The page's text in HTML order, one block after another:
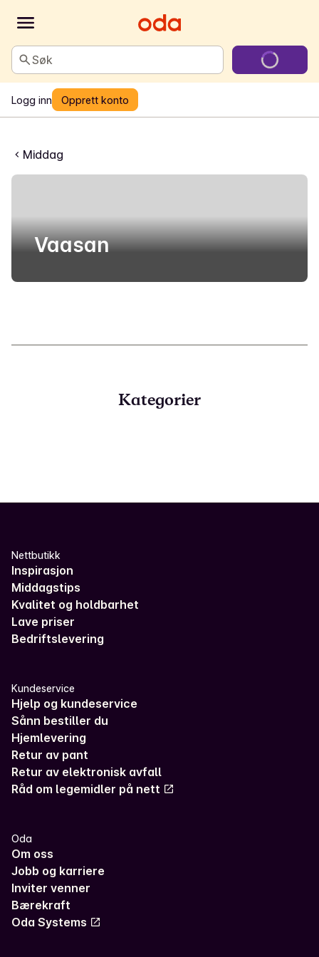
Søk
Logg inn Opprett konto
Middag
Vaasan
Kategorier
Nettbutikk
Inspirasjon
Middagstips
Kvalitet og holdbarhet
Lave priser
Bedriftslevering
Kundeservice
Hjelp og kundeservice
Sånn bestiller du
Hjemlevering
Retur av pant
Retur av elektronisk avfall
Råd om legemidler på nett
Oda
Om oss
Jobb og karriere
Inviter venner
Bærekraft
Oda Systems